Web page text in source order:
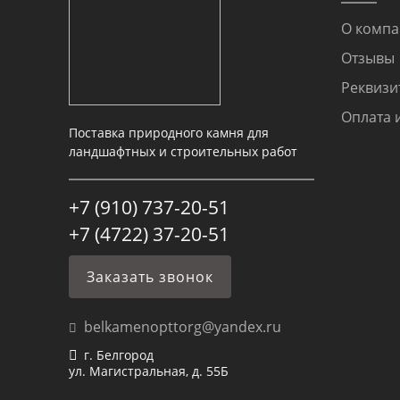
Поставка природного камня для
ландшафтных и строительных работ
+7 (910) 737-20-51
+7 (4722) 37-20-51
Заказать звонок
belkamenopttorg@yandex.ru
г. Белгород
ул. Магистральная, д. 55Б
О
Отзывы
Оплата